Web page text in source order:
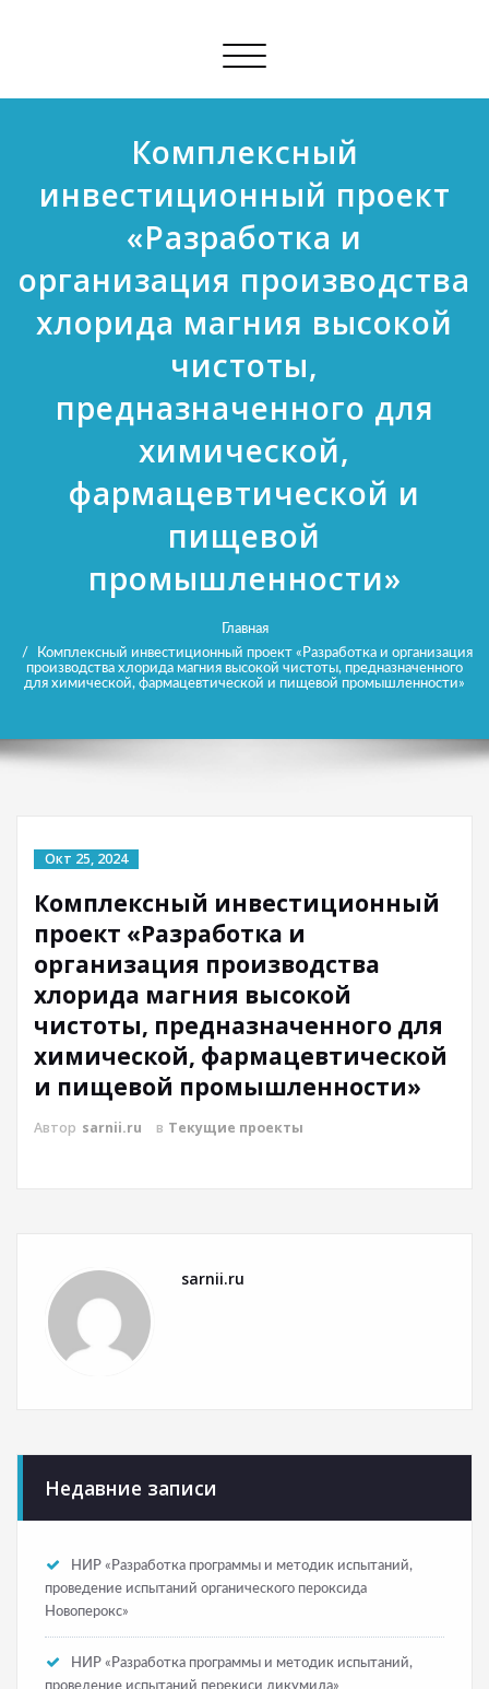
Показать/
навигацию
Комплексный
инвестиционный проект
«Разработка и
организация производства
хлорида магния высокой
чистоты,
предназначенного для
химической,
фармацевтической и
пищевой
промышленности»
Главная
Комплексный инвестиционный проект «Разработка и организация
производства хлорида магния высокой чистоты, предназначенного
для химической, фармацевтической и пищевой промышленности»
Окт 25, 2024
Комплексный инвестиционный
проект «Разработка и
организация производства
хлорида магния высокой
чистоты, предназначенного для
химической, фармацевтической
и пищевой промышленности»
Автор sarnii.ru в Текущие проекты
sarnii.ru
Недавние записи
НИР «Разработка программы и методик испытаний,
проведение испытаний органического пероксида
Новоперокс»
НИР «Разработка программы и методик испытаний,
проведение испытаний перекиси дикумила»